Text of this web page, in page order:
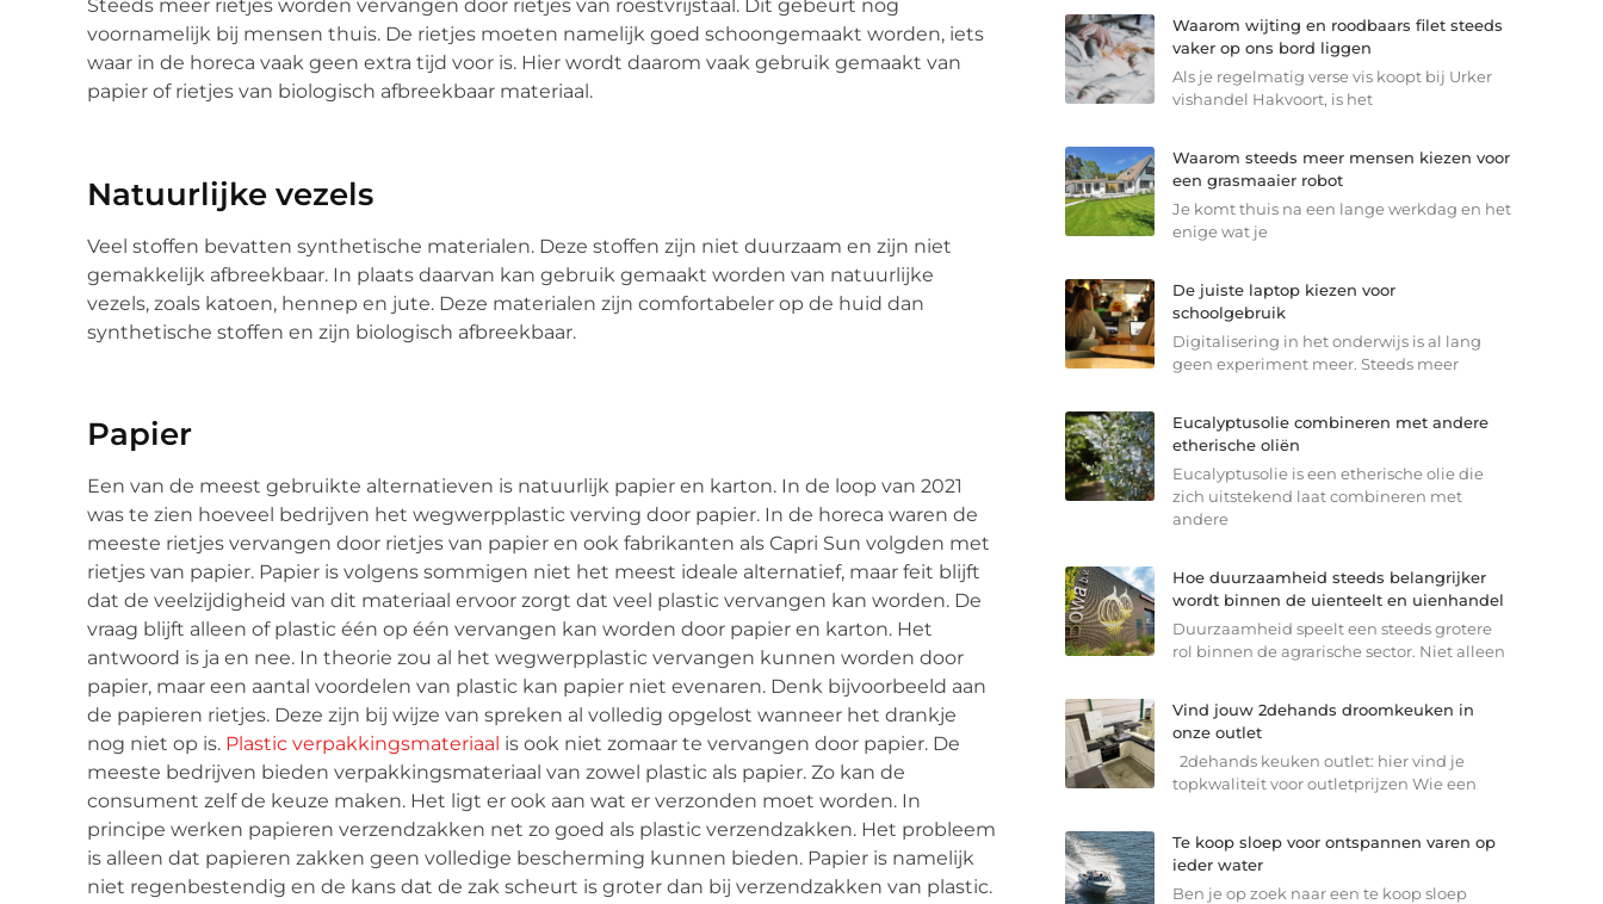
Steeds meer rietjes worden vervangen door rietjes van roestvrijstaal. Dit gebeurt nog
voornamelijk bij mensen thuis. De rietjes moeten namelijk goed schoongemaakt worden, iets
waar in de horeca vaak geen extra tijd voor is. Hier wordt daarom vaak gebruik gemaakt van
papier of rietjes van biologisch afbreekbaar materiaal.
Natuurlijke vezels
Veel stoffen bevatten synthetische materialen. Deze stoffen zijn niet duurzaam en zijn niet
gemakkelijk afbreekbaar. In plaats daarvan kan gebruik gemaakt worden van natuurlijke
vezels, zoals katoen, hennep en jute. Deze materialen zijn comfortabeler op de huid dan
synthetische stoffen en zijn biologisch afbreekbaar.
Papier
Een van de meest gebruikte alternatieven is natuurlijk papier en karton. In de loop van 2021
was te zien hoeveel bedrijven het wegwerpplastic verving door papier. In de horeca waren de
meeste rietjes vervangen door rietjes van papier en ook fabrikanten als Capri Sun volgden met
rietjes van papier. Papier is volgens sommigen niet het meest ideale alternatief, maar feit blijft
dat de veelzijdigheid van dit materiaal ervoor zorgt dat veel plastic vervangen kan worden. De
vraag blijft alleen of plastic één op één vervangen kan worden door papier en karton. Het
antwoord is ja en nee. In theorie zou al het wegwerpplastic vervangen kunnen worden door
papier, maar een aantal voordelen van plastic kan papier niet evenaren. Denk bijvoorbeeld aan
de papieren rietjes. Deze zijn bij wijze van spreken al volledig opgelost wanneer het drankje
nog niet op is. Plastic verpakkingsmateriaal is ook niet zomaar te vervangen door papier. De
meeste bedrijven bieden verpakkingsmateriaal van zowel plastic als papier. Zo kan de
consument zelf de keuze maken. Het ligt er ook aan wat er verzonden moet worden. In
principe werken papieren verzendzakken net zo goed als plastic verzendzakken. Het probleem
is alleen dat papieren zakken geen volledige bescherming kunnen bieden. Papier is namelijk
niet regenbestendig en de kans dat de zak scheurt is groter dan bij verzendzakken van plastic.
Waarom wijting en roodbaars filet steeds
vaker op ons bord liggen
Als je regelmatig verse vis koopt bij Urker
vishandel Hakvoort, is het
Waarom steeds meer mensen kiezen voor
een grasmaaier robot
Je komt thuis na een lange werkdag en het
enige wat je
De juiste laptop kiezen voor
schoolgebruik
Digitalisering in het onderwijs is al lang
geen experiment meer. Steeds meer
Eucalyptusolie combineren met andere
etherische oliën
Eucalyptusolie is een etherische olie die
zich uitstekend laat combineren met
andere
Hoe duurzaamheid steeds belangrijker
wordt binnen de uienteelt en uienhandel
Duurzaamheid speelt een steeds grotere
rol binnen de agrarische sector. Niet alleen
Vind jouw 2dehands droomkeuken in
onze outlet
2dehands keuken outlet: hier vind je
topkwaliteit voor outletprijzen Wie een
Te koop sloep voor ontspannen varen op
ieder water
Ben je op zoek naar een te koop sloep